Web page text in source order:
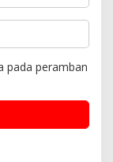
pada peramban